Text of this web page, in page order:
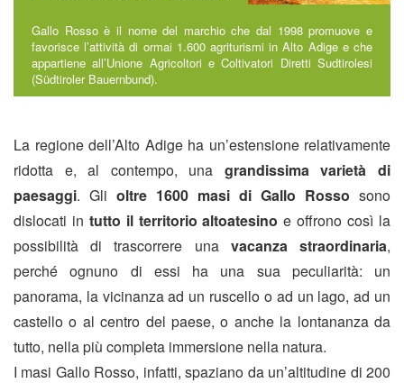
Gallo Rosso è il nome del marchio che dal 1998 promuove e
favorisce l’attività di ormai 1.600 agriturismi in Alto Adige e che
appartiene all’Unione Agricoltori e Coltivatori Diretti Sudtirolesi
(Südtiroler Bauernbund).
La regione dell’Alto Adige ha un’estensione relativamente
ridotta e, al contempo, una grandissima varietà di
paesaggi. Gli oltre 1600 masi di Gallo Rosso sono
dislocati in tutto il territorio altoatesino e offrono così la
possibilità di trascorrere una vacanza straordinaria,
perché ognuno di essi ha una sua peculiarità: un
panorama, la vicinanza ad un ruscello o ad un lago, ad un
castello o al centro del paese, o anche la lontananza da
tutto, nella più completa immersione nella natura.
I masi Gallo Rosso, infatti, spaziano da un’altitudine di 200